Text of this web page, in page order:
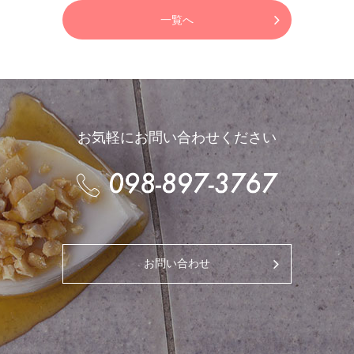
一覧へ
お気軽にお問い合わせください
お問い合わせ